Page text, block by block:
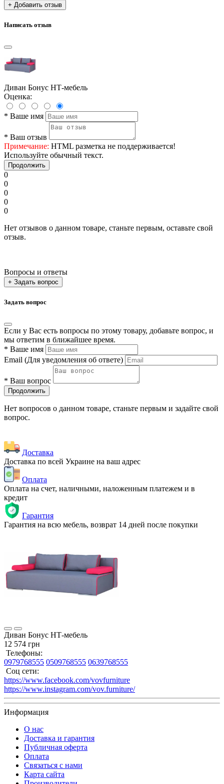
+ Добавить отзыв
Написать отзыв
Диван Бонус НТ-мебель
Оценка:
* Ваше имя
* Ваш отзыв
Примечание: HTML разметка не поддерживается!
Используйте обычный текст.
Продолжить
0
0
0
0
0
Нет отзывов о данном товаре, станьте первым, оставьте свой
отзыв.
Вопросы и ответы
+ Задать вопрос
Задать вопрос
Если у Вас есть вопросы по этому товару, добавьте вопрос, и
мы ответим в ближайшее время.
* Ваше имя
Email (Для уведомления об ответе)
* Ваш вопрос
Продолжить
Нет вопросов о данном товаре, станьте первым и задайте свой
вопрос.
Доставка
Доставка по всей Украине на ваш адрес
Оплата
Оплата на счет, наличными, наложенным платежем и в
кредит
Гарантия
Гарантия на всю мебель, возврат 14 дней после покупки
Диван Бонус НТ-мебель
12 574 грн
Телефоны:
0979768555 0509768555 0639768555
Соц сети:
https://www.facebook.com/vovfurniture
https://www.instagram.com/vov.furniture/
Информация
О нас
Доставка и гарантия
Публичная оферта
Оплата
Связаться с нами
Карта сайта